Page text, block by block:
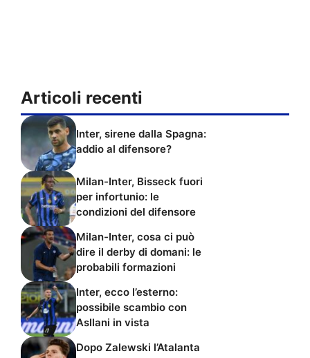
Articoli recenti
Inter, sirene dalla Spagna:
addio al difensore?
Milan-Inter, Bisseck fuori
per infortunio: le
condizioni del difensore
Milan-Inter, cosa ci può
dire il derby di domani: le
probabili formazioni
Inter, ecco l’esterno:
possibile scambio con
Asllani in vista
Dopo Zalewski l’Atalanta